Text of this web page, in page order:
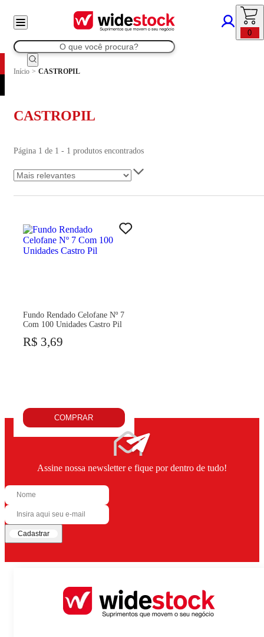
0
Início > CASTROPIL
CASTROPIL
Página 1 de 1 - 1 produtos encontrados
Fundo Rendado Celofane Nº 7
Com 100 Unidades Castro Pil
R$ 3,69
COMPRAR
Assine nossa newsletter e fique por dentro de tudo!
Cadastrar